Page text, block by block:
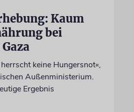
Kaum
bei
keine Hungersnot«,
Außenministerium.
Ergebnis